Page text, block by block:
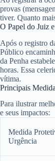
provas
tiver. Quanto
O Papel do Juiz
Após o registro
Público
da Penha
horas. Essa
vítima.
Principais
Para ilustrar
e seus impactos:
Medida
Urgência